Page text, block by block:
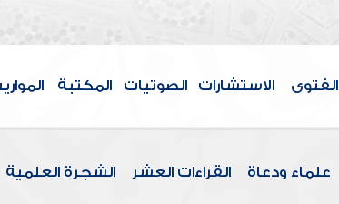
الفتوى الاستشارات الصوتيات المكتبة
علماء ودعاة القراءات العشر الشجرة العلمية